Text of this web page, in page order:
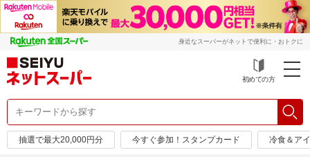
身近なスーパーがネットで便利に・おトクに
初めての方
抽選で最大20,000円分 今すぐ参加！スタンプカード 冷食＆ア